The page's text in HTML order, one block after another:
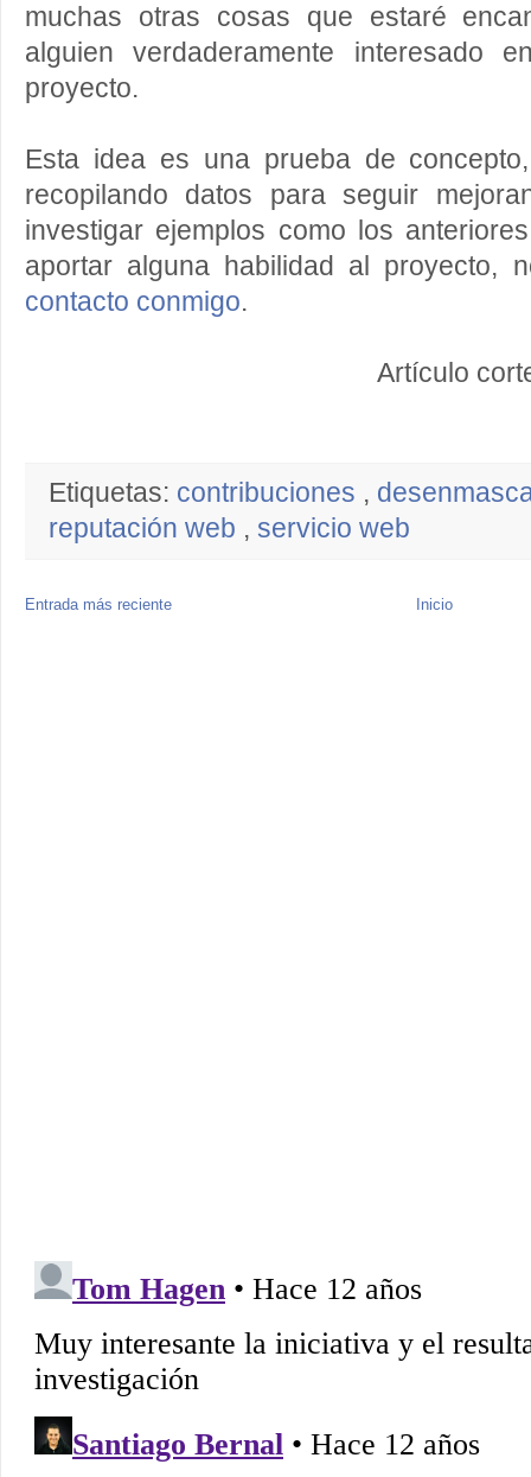
muchas otras cosas que estaré
alguien verdaderamente interesado
proyecto.
Esta idea es una prueba de
recopilando datos para seguir
investigar ejemplos como los
aportar alguna habilidad al proyecto,
contacto conmigo.
Artículo
Etiquetas: contribuciones ,
reputación web , servicio web
Entrada más reciente Inicio